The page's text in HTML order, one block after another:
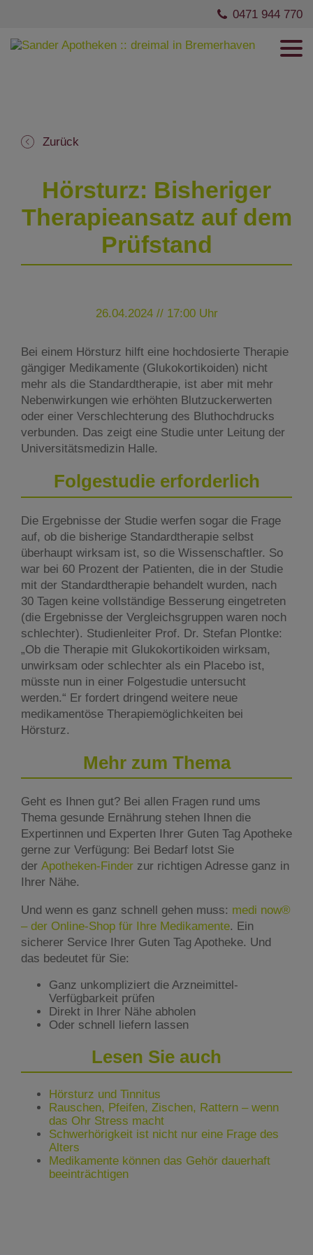
0471 944 770
Zurück
Hörsturz: Bisheriger
Therapieansatz auf dem
Prüfstand
26.04.2024 // 17:00 Uhr
Bei einem Hörsturz hilft eine hochdosierte Therapie
gängiger Medikamente (Glukokortikoiden) nicht
mehr als die Standardtherapie, ist aber mit mehr
Nebenwirkungen wie erhöhten Blutzuckerwerten
oder einer Verschlechterung des Bluthochdrucks
verbunden. Das zeigt eine Studie unter Leitung der
Universitätsmedizin Halle.
Folgestudie erforderlich
Die Ergebnisse der Studie werfen sogar die Frage
auf, ob die bisherige Standardtherapie selbst
überhaupt wirksam ist, so die Wissenschaftler. So
war bei 60 Prozent der Patienten, die in der Studie
mit der Standardtherapie behandelt wurden, nach
30 Tagen keine vollständige Besserung eingetreten
(die Ergebnisse der Vergleichsgruppen waren noch
schlechter). Studienleiter Prof. Dr. Stefan Plontke:
„Ob die Therapie mit Glukokortikoiden wirksam,
unwirksam oder schlechter als ein Placebo ist,
müsste nun in einer Folgestudie untersucht
werden.“ Er fordert dringend weitere neue
medikamentöse Therapiemöglichkeiten bei
Hörsturz.
Mehr zum Thema
Geht es Ihnen gut? Bei allen Fragen rund ums
Thema gesunde Ernährung stehen Ihnen die
Expertinnen und Experten Ihrer Guten Tag Apotheke
gerne zur Verfügung: Bei Bedarf lotst Sie
der Apotheken-Finder zur richtigen Adresse ganz in
Ihrer Nähe.
Und wenn es ganz schnell gehen muss: medi now®
– der Online-Shop für Ihre Medikamente. Ein
sicherer Service Ihrer Guten Tag Apotheke. Und
das bedeutet für Sie:
Ganz unkompliziert die Arzneimittel-
Verfügbarkeit prüfen
Direkt in Ihrer Nähe abholen
Oder schnell liefern lassen
Lesen Sie auch
Hörsturz und Tinnitus
Rauschen, Pfeifen, Zischen, Rattern – wenn
das Ohr Stress macht
Schwerhörigkeit ist nicht nur eine Frage des
Alters
Medikamente können das Gehör dauerhaft
beeinträchtigen